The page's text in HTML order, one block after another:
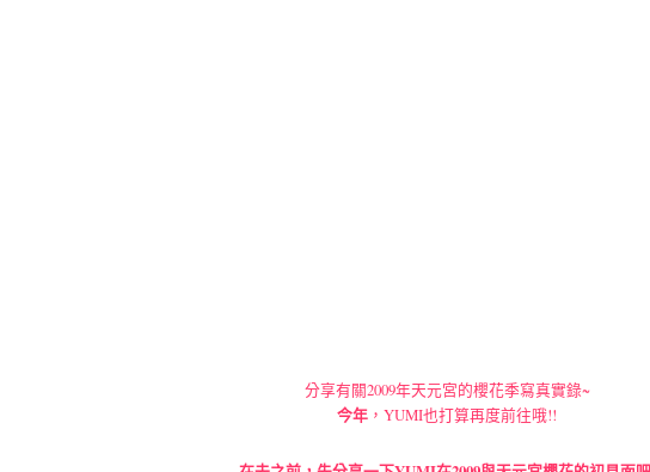
分享有關2009年天元宮的櫻花季寫真實錄~
今年 ，YUMI也打算再度前往哦!!